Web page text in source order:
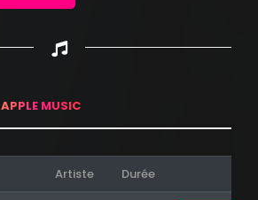
APPLE MUSIC
Artiste Durée